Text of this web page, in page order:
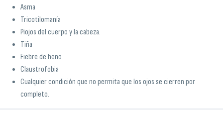
Asma
Tricotilomanía
Piojos del cuerpo y la cabeza.
Tiña
Fiebre de heno
Claustrofobia
Cualquier condición que no permita que los ojos se cierren por
completo.